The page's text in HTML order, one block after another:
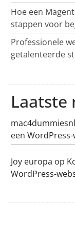
Hoe een
stappen voor
Professionele
getalenteerde
Laatste
mac4dummiesnl
een
Joy europa op
WordPress-